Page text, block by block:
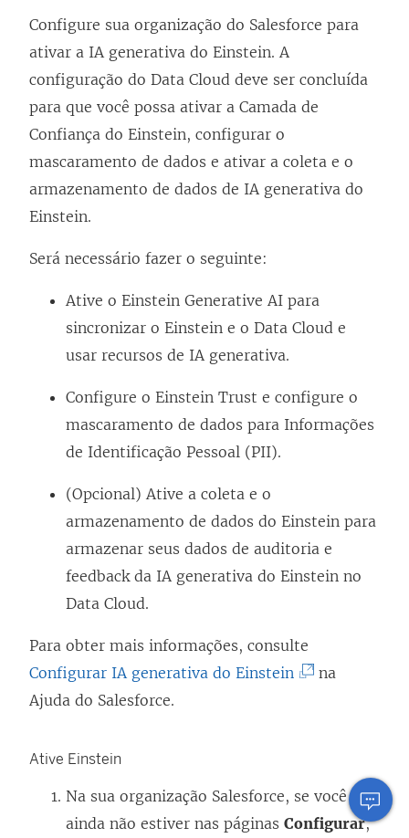
Configure sua organização do Salesforce para
ativar a IA generativa do Einstein. A
configuração do Data Cloud deve ser concluída
para que você possa ativar a Camada de
Confiança do Einstein, configurar o
mascaramento de dados e ativar a coleta e o
armazenamento de dados de IA generativa do
Einstein.
Será necessário fazer o seguinte:
Ative o Einstein Generative AI para
sincronizar o Einstein e o Data Cloud e
usar recursos de IA generativa.
Configure o Einstein Trust e configure o
mascaramento de dados para Informações
de Identificação Pessoal (PII).
(Opcional) Ative a coleta e o
armazenamento de dados do Einstein para
armazenar seus dados de auditoria e
feedback da IA generativa do Einstein no
Data Cloud.
Para obter mais informações, consulte
Configurar IA generativa do Einstein
na
Ajuda do Salesforce.
Ative Einstein
Na sua organização Salesforce, se você
ainda não estiver nas páginas Configurar,